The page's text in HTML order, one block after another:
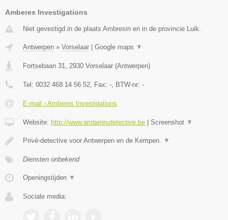
Amberes Investigations
Niet gevestigd in de plaats Ambresin en in de provincie Luik.
Antwerpen » Vorselaar Google maps ▼
Fortsebaan 31 2930 Vorselaar (Antwerpen)
Tel: 0032 468 14 56 52 , Fax: - , BTW-nr: -
E-mail › Amberes Investigations
Website: http://www.amberesdetective.be Screenshot ▼
Privé-detective voor Antwerpen en de Kempen. ▼
Diensten onbekend
Openingstijden ▼
Sociale media: